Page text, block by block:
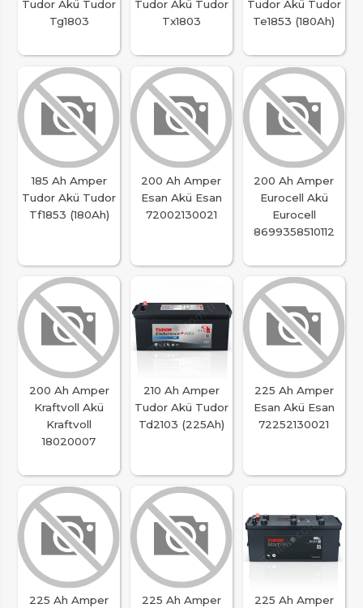
Tudor Akü Tudor
Tg1803
Tudor Akü Tudor
Tx1803
Tudor Akü Tudor
Te1853 (180Ah)
185 Ah Amper
Tudor Akü Tudor
Tf1853 (180Ah)
200 Ah Amper
Esan Akü Esan
72002130021
200 Ah Amper
Eurocell Akü
Eurocell
8699358510112
200 Ah Amper
Kraftvoll Akü
Kraftvoll
18020007
210 Ah Amper
Tudor Akü Tudor
Td2103 (225Ah)
225 Ah Amper
Esan Akü Esan
72252130021
225 Ah Amper
225 Ah Amper
225 Ah Amper